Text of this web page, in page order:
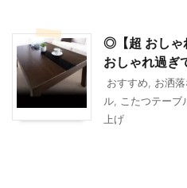
◎【超 おしゃ
おしゃれ過ぎ
おすすめ お洒
ル
こたつテーブ
上げ